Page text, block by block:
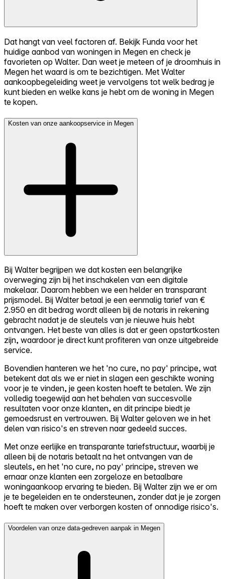
Dat hangt van veel factoren af. Bekijk Funda voor het
huidige aanbod van woningen in Megen en check je
favorieten op Walter. Dan weet je meteen of je droomhuis in
Megen het waard is om te bezichtigen. Met Walter
aankoopbegeleiding weet je vervolgens tot welk bedrag je
kunt bieden en welke kans je hebt om de woning in Megen
te kopen.
Kosten van onze aankoopservice in Megen
Bij Walter begrijpen we dat kosten een belangrijke
overweging zijn bij het inschakelen van een digitale
makelaar. Daarom hebben we een helder en transparant
prijsmodel. Bij Walter betaal je een eenmalig tarief van €
2.950 en dit bedrag wordt alleen bij de notaris in rekening
gebracht nadat je de sleutels van je nieuwe huis hebt
ontvangen. Het beste van alles is dat er geen opstartkosten
zijn, waardoor je direct kunt profiteren van onze uitgebreide
service.
Bovendien hanteren we het 'no cure, no pay' principe, wat
betekent dat als we er niet in slagen een geschikte woning
voor je te vinden, je geen kosten hoeft te betalen. We zijn
volledig toegewijd aan het behalen van succesvolle
resultaten voor onze klanten, en dit principe biedt je
gemoedsrust en vertrouwen. Bij Walter geloven we in het
delen van risico's en streven naar gedeeld succes.
Met onze eerlijke en transparante tariefstructuur, waarbij je
alleen bij de notaris betaalt na het ontvangen van de
sleutels, en het 'no cure, no pay' principe, streven we
ernaar onze klanten een zorgeloze en betaalbare
woningaankoop ervaring te bieden. Bij Walter zijn we er om
je te begeleiden en te ondersteunen, zonder dat je je zorgen
hoeft te maken over verborgen kosten of onnodige risico's.
Voordelen van onze data-gedreven aanpak in Megen